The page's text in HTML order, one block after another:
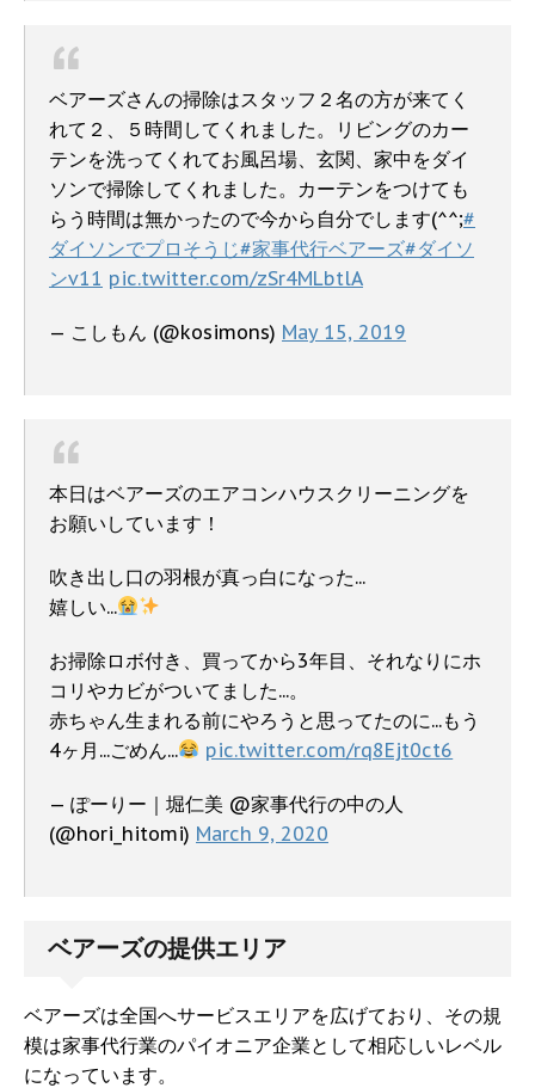
ベアーズさんの掃除はスタッフ２名の方が来てく
れて２、５時間してくれました。リビングのカー
テンを洗ってくれてお風呂場、玄関、家中をダイ
ソンで掃除してくれました。カーテンをつけても
らう時間は無かったので今から自分でします(^^;#
ダイソンでプロそうじ#家事代行ベアーズ#ダイソ
ンv11 pic.twitter.com/zSr4MLbtlA
— こしもん (@kosimons) May 15, 2019
本日はベアーズのエアコンハウスクリーニングを
お願いしています！
吹き出し口の羽根が真っ白になった...
嬉しい...
お掃除ロボ付き、買ってから3年目、それなりにホ
コリやカビがついてました...。
赤ちゃん生まれる前にやろうと思ってたのに...もう
4ヶ月...ごめん...
pic.twitter.com/rq8Ejt0ct6
— ぽーりー｜堀仁美 @家事代行の中の人
(@hori_hitomi) March 9, 2020
ベアーズの提供エリア
ベアーズは全国へサービスエリアを広げており、その規
模は家事代行業のパイオニア企業として相応しいレベル
になっています。